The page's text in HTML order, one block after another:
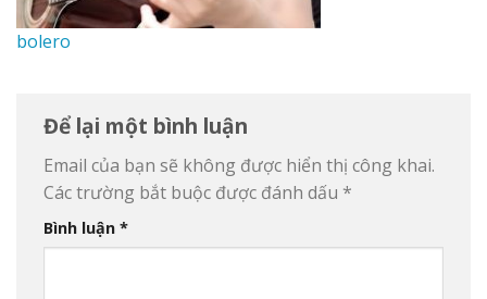
bolero
Để lại một bình luận
Email của bạn sẽ không được hiển thị công khai.
Các trường bắt buộc được đánh dấu *
Bình luận *